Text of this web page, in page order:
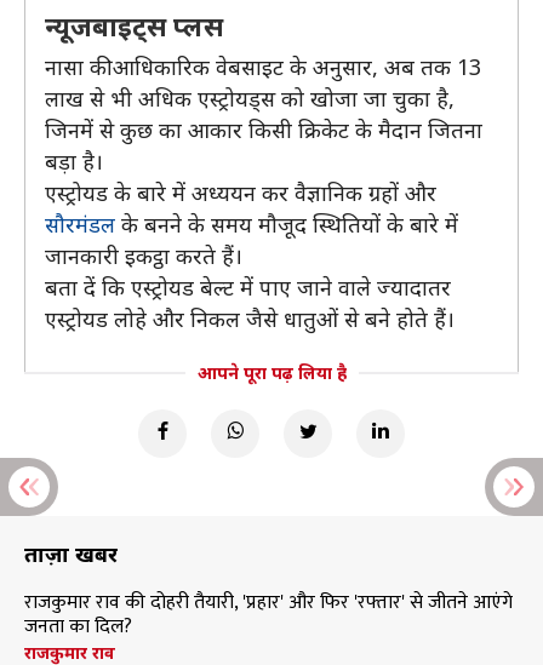
न्यूजबाइट्स प्लस
नासा की आधिकारिक वेबसाइट के अनुसार, अब तक 13
लाख से भी अधिक एस्ट्रोयड्स को खोजा जा चुका है,
जिनमें से कुछ का आकार किसी क्रिकेट के मैदान जितना
बड़ा है।
एस्ट्रोयड के बारे में अध्ययन कर वैज्ञानिक ग्रहों और
सौरमंडल के बनने के समय मौजूद स्थितियों के बारे में
जानकारी इकट्ठा करते हैं।
बता दें कि एस्ट्रोयड बेल्ट में पाए जाने वाले ज्यादातर
एस्ट्रोयड लोहे और निकल जैसे धातुओं से बने होते हैं।
आपने पूरा पढ़ लिया है
ताज़ा खबरें
राजकुमार राव की दोहरी तैयारी, 'प्रहार' और फिर 'रफ्तार' से जीतने आएंगे
जनता का दिल?
राजकुमार राव